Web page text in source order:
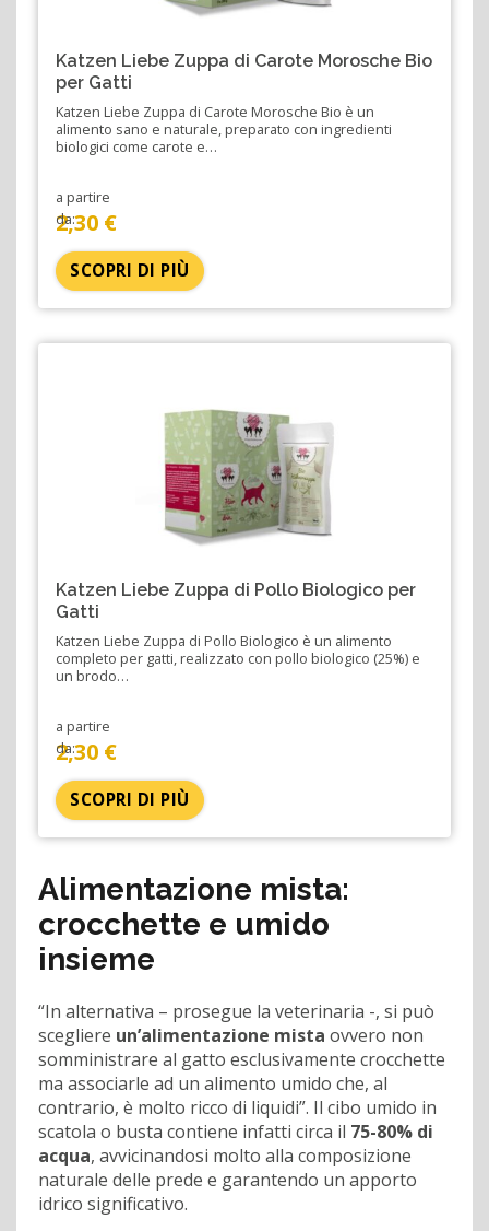
Katzen Liebe Zuppa di Carote Morosche Bio
per Gatti
Katzen Liebe Zuppa di Carote Morosche Bio è un
alimento sano e naturale, preparato con ingredienti
biologici come carote e…
a partire
da:
2,30 €
SCOPRI DI PIÙ
Katzen Liebe Zuppa di Pollo Biologico per
Gatti
Katzen Liebe Zuppa di Pollo Biologico è un alimento
completo per gatti, realizzato con pollo biologico (25%) e
un brodo…
a partire
da:
2,30 €
SCOPRI DI PIÙ
Alimentazione mista:
crocchette e umido
insieme
“In alternativa – prosegue la veterinaria -, si può
scegliere un’alimentazione mista ovvero non
somministrare al gatto esclusivamente crocchette
ma associarle ad un alimento umido che, al
contrario, è molto ricco di liquidi”. Il cibo umido in
scatola o busta contiene infatti circa il 75-80% di
acqua, avvicinandosi molto alla composizione
naturale delle prede e garantendo un apporto
idrico significativo.